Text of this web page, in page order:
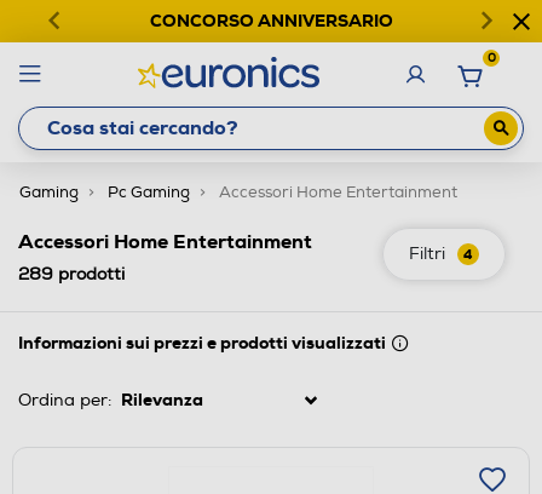
CONCORSO ANNIVERSARIO
0
Gaming Pc Gaming Accessori Home Entertainment
Filtri 4
Accessori Home Entertainment
289 prodotti
Informazioni sui prezzi e prodotti visualizzati
Ordina per: